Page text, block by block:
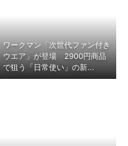
ワークマン「次世代ファン付き
ウエア」が登場 2900円商品
で狙う「日常使い」の新...